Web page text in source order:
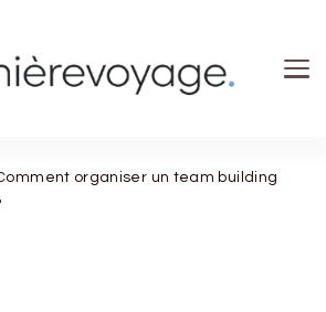
organiser un team building